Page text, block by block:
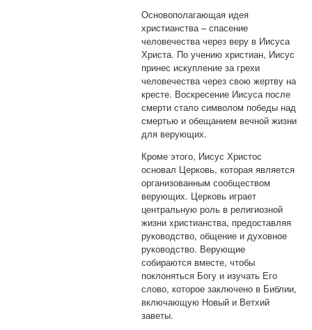
Основополагающая идея
христианства – спасение
человечества через веру в Иисуса
Христа. По учению христиан, Иисус
принес искупление за грехи
человечества через свою жертву на
кресте. Воскресение Иисуса после
смерти стало символом победы над
смертью и обещанием вечной жизни
для верующих.
Кроме этого, Иисус Христос
основал Церковь, которая является
организованным сообществом
верующих. Церковь играет
центральную роль в религиозной
жизни христианства, предоставляя
руководство, общение и духовное
руководство. Верующие
собираются вместе, чтобы
поклоняться Богу и изучать Его
слово, которое заключено в Библии,
включающую Новый и Ветхий
заветы.